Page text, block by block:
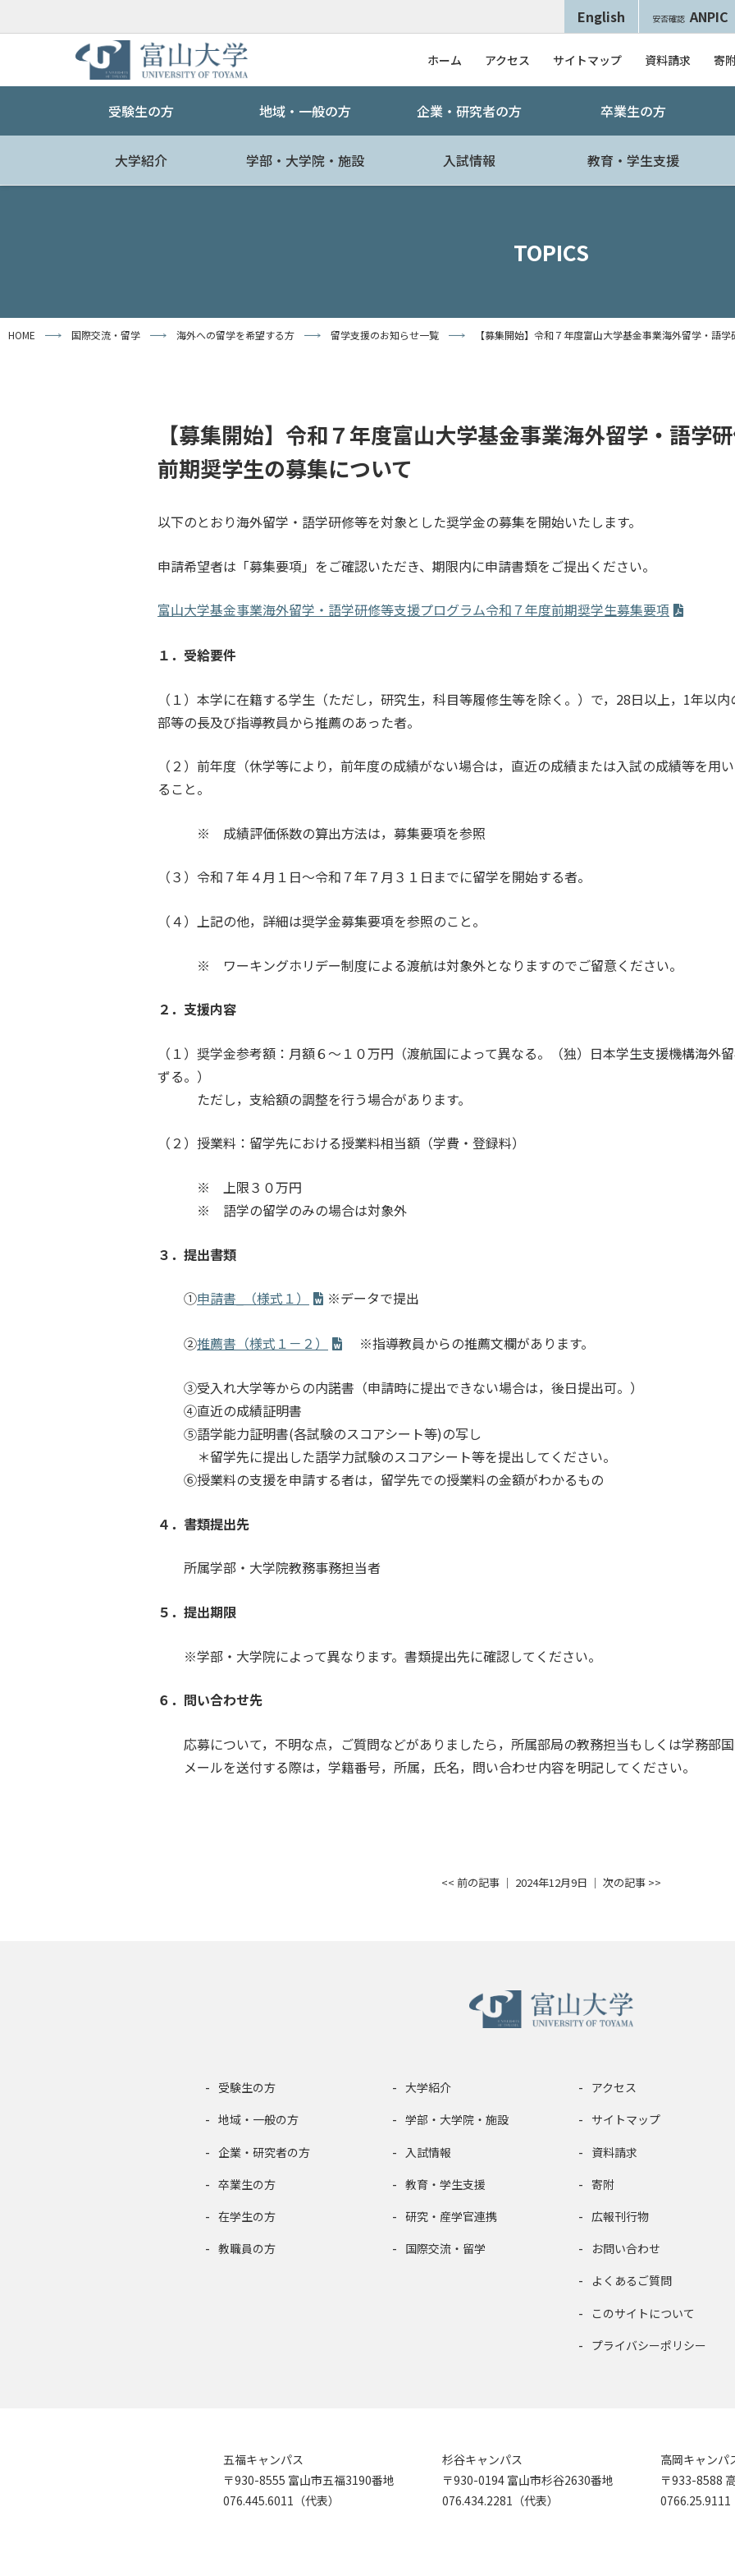
English 安否確認 ANPIC
ホーム アクセス サイトマップ 資料請求 寄
受験生の方 地域・一般の方 企業・研究者の方 卒業生の方
大学紹介 学部・大学院・施設 入試情報 教育・学生支援
TOPICS
HOME 国際交流・留学 海外への留学を希望する方 留学支援のお知らせ一覧 【募集開始】令和７年度富山大学基金事業海外留学・語
【募集開始】令和７年度富山大学基金事業海外留学・語学
前期奨学生の募集について
以下のとおり海外留学・語学研修等を対象とした奨学金の募集を開始いたします。
申請希望者は「募集要項」をご確認いただき、期限内に申請書類をご提出ください。
富山大学基金事業海外留学・語学研修等支援プログラム令和７年度前期奨学生募集要項
１．受給要件
（１）本学に在籍する学生（ただし，研究生，科目等履修生等を除く。）で，28日以上，1年以
部等の長及び指導教員から推薦のあった者。
（２）前年度（休学等により，前年度の成績がない場合は，直近の成績または入試の成績等を用
ること。
※ 成績評価係数の算出方法は，募集要項を参照
（３）令和７年４月１日～令和７年７月３１日までに留学を開始する者。
（４）上記の他，詳細は奨学金募集要項を参照のこと。
※ ワーキングホリデー制度による渡航は対象外となりますのでご留意ください。
２．支援内容
（１）奨学金参考額：月額６～１０万円（渡航国によって異なる。（独）日本学生支援機構海外
ずる。）
ただし，支給額の調整を行う場合があります。
（２）授業料：留学先における授業料相当額（学費・登録料）
※ 上限３０万円
※ 語学の留学のみの場合は対象外
３．提出書類
①申請書 （様式１） ※データで提出
②推薦書（様式１－２） ※指導教員からの推薦文欄があります。
③受入れ大学等からの内諾書（申請時に提出できない場合は，後日提出可。）
④直近の成績証明書
⑤語学能力証明書(各試験のスコアシート等)の写し
＊留学先に提出した語学力試験のスコアシート等を提出してください。
⑥授業料の支援を申請する者は，留学先での授業料の金額がわかるもの
４．書類提出先
所属学部・大学院教務事務担当者
５．提出期限
※学部・大学院によって異なります。書類提出先に確認してください。
６．問い合わせ先
応募について，不明な点，ご質問などがありましたら，所属部局の教務担当もしくは学務部国
メールを送付する際は，学籍番号，所属，氏名，問い合わせ内容を明記してください。
<< 前の記事 │ 2024年12月9日 │ 次の記事 >>
受験生の方
地域・一般の方
企業・研究者の方
卒業生の方
在学生の方
教職員の方
大学紹介
学部・大学院・施設
入試情報
教育・学生支援
研究・産学官連携
国際交流・留学
アクセス
サイトマップ
資料請求
寄附
広報刊行物
お問い合わせ
よくあるご質問
このサイトについて
プライバシーポリシー
五福キャンパス
〒930-8555 富山市五福3190番地
076.445.6011（代表）
杉谷キャンパス
〒930-0194 富山市杉谷2630番地
076.434.2281（代表）
高岡キャンパ
〒933-8588
0766.25.9111